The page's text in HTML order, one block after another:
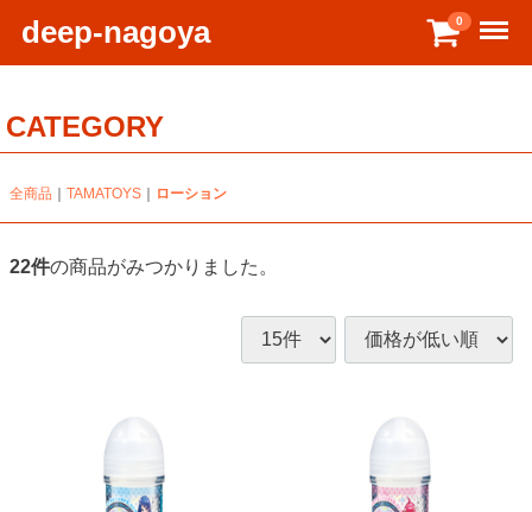
0
deep-nagoya Menu
CATEGORY
全商品 TAMATOYS ローション
22件の商品がみつかりました。